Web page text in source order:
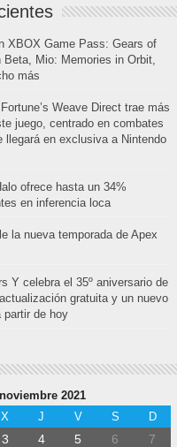
XBOX Game Pass: Gears of
Beta, Mio: Memories in Orbit,
más
Weave Direct trae más
juego, centrado en combates
llegará en exclusiva a Nintendo
ofrece hasta un 34%
en inferencia loca
la nueva temporada de Apex
Y celebra el 35º aniversario de
gratuita y un nuevo
partir de hoy
noviembre 2021
X J V S D
3 4 5 6
7